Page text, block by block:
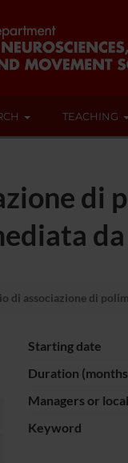
TEACHING
di
di associazione di
Starting date
Duration
Managers or
Keyword